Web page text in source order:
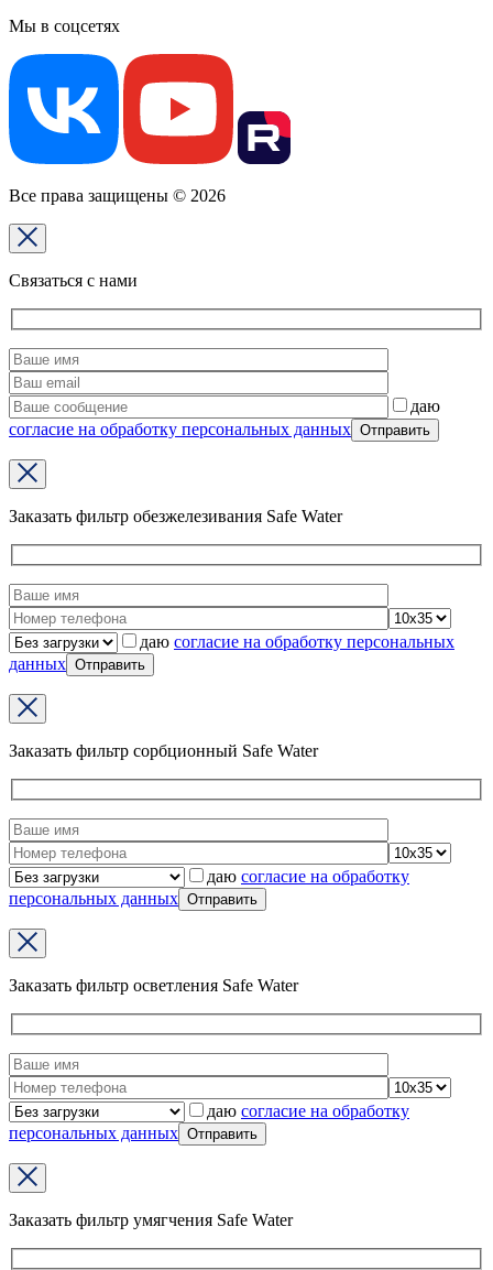
Мы в соцсетях
Все права защищены © 2026
Связаться с нами
даю
согласие на обработку персональных данных
Заказать фильтр обезжелезивания Safe Water
даю согласие на обработку персональных
данных
Заказать фильтр сорбционный Safe Water
даю согласие на обработку
персональных данных
Заказать фильтр осветления Safe Water
даю согласие на обработку
персональных данных
Заказать фильтр умягчения Safe Water